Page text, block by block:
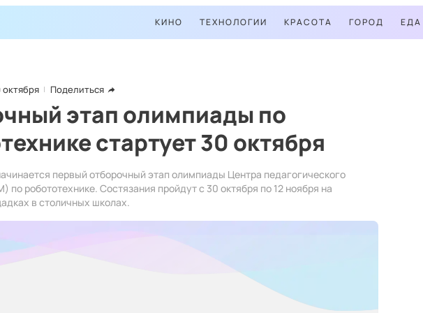
КИНО ТЕХНОЛОГИИ КРАСОТА ГОРОД ЕДА
октября Поделиться
этап олимпиады по
стартует 30 октября
первый отборочный этап олимпиады Центра педагогического
по робототехнике. Состязания пройдут с 30 октября по 12 ноября на
в столичных школах.